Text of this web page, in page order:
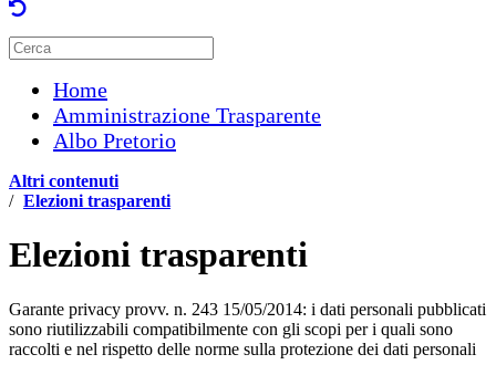
Home
Amministrazione Trasparente
Albo Pretorio
Altri contenuti
/ Elezioni trasparenti
Elezioni trasparenti
Garante privacy provv. n. 243 15/05/2014: i dati personali pubblicati
sono riutilizzabili compatibilmente con gli scopi per i quali sono
raccolti e nel rispetto delle norme sulla protezione dei dati personali